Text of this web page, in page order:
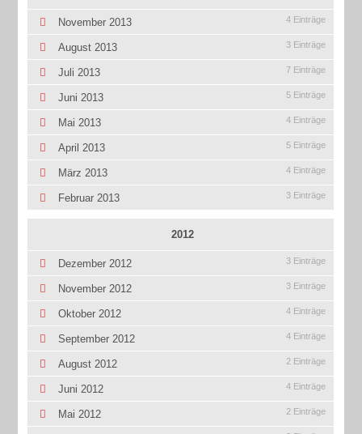
November 2013 4 Einträge
August 2013 3 Einträge
Juli 2013 7 Einträge
Juni 2013 5 Einträge
Mai 2013 4 Einträge
April 2013 5 Einträge
März 2013 4 Einträge
Februar 2013 3 Einträge
2012
Dezember 2012 3 Einträge
November 2012 3 Einträge
Oktober 2012 4 Einträge
September 2012 4 Einträge
August 2012 2 Einträge
Juni 2012 4 Einträge
Mai 2012 2 Einträge